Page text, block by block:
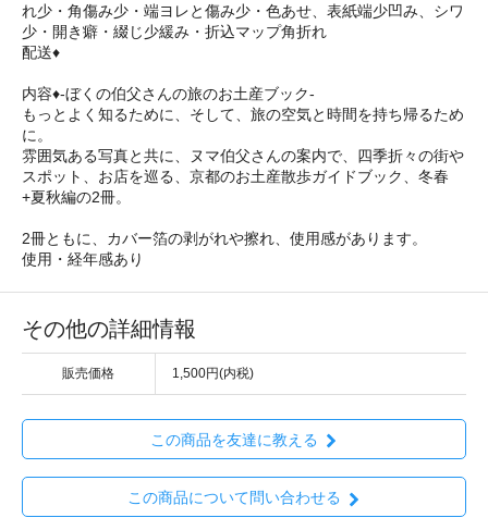
れ少・角傷み少・端ヨレと傷み少・色あせ、表紙端少凹み、シワ
少・開き癖・綴じ少緩み・折込マップ角折れ
配送♦
内容♦-ぼくの伯父さんの旅のお土産ブック-
もっとよく知るために、そして、旅の空気と時間を持ち帰るため
に。
雰囲気ある写真と共に、ヌマ伯父さんの案内で、四季折々の街や
スポット、お店を巡る、京都のお土産散歩ガイドブック、冬春
+夏秋編の2冊。
2冊ともに、カバー箔の剥がれや擦れ、使用感があります。
使用・経年感あり
その他の詳細情報
販売価格 1,500円(内税)
この商品を友達に教える
この商品について問い合わせる